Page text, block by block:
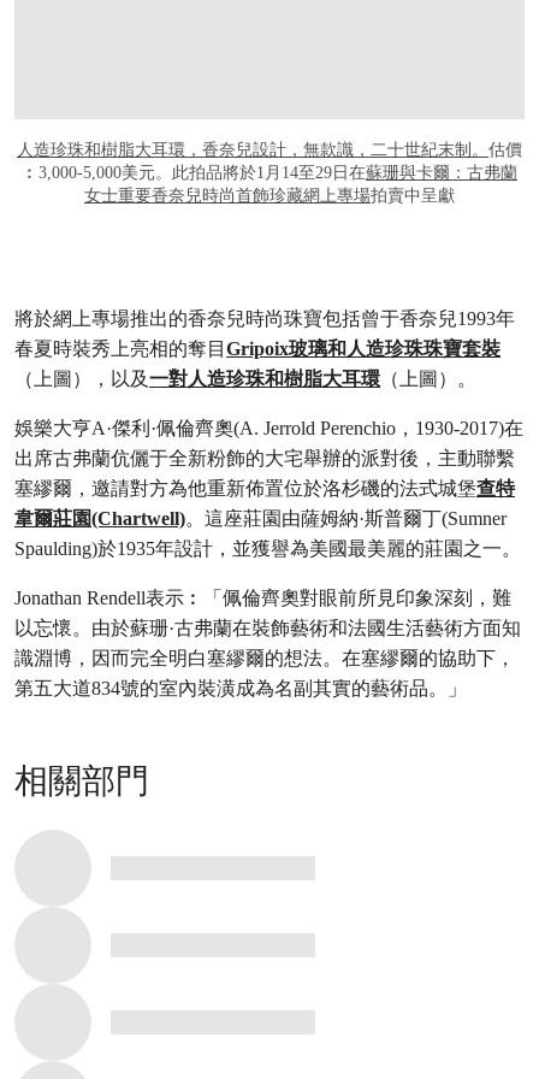
人造珍珠和樹脂大耳環，香奈兒設計，無款識，二十世紀末制。 估價
︰3,000-5,000美元。此拍品將於1月14至29日在蘇珊與卡爾：古弗蘭
女士重要香奈兒時尚首飾珍藏網上專場拍賣中呈獻
將於網上專場推出的香奈兒時尚珠寶包括曾于香奈兒1993年
春夏時裝秀上亮相的奪目 Gripoix玻璃和人造珍珠珠寶套裝
（上圖），以及一對人造珍珠和樹脂大耳環 （上圖）。
娛樂大亨A·傑利·佩倫齊奧(A. Jerrold Perenchio，1930-2017)在
出席古弗蘭伉儷于全新粉飾的大宅舉辦的派對後，主動聯繫
塞繆爾，邀請對方為他重新佈置位於洛杉磯的法式城堡查特
韋爾莊園(Chartwell)。這座莊園由薩姆納·斯普爾丁(Sumner
Spaulding)於1935年設計，並獲譽為美國最美麗的莊園之一。
Jonathan Rendell表示︰「佩倫齊奧對眼前所見印象深刻，難
以忘懷。由於蘇珊·古弗蘭在裝飾藝術和法國生活藝術方面知
識淵博，因而完全明白塞繆爾的想法。在塞繆爾的協助下，
第五大道834號的室內裝潢成為名副其實的藝術品。」
相關部門